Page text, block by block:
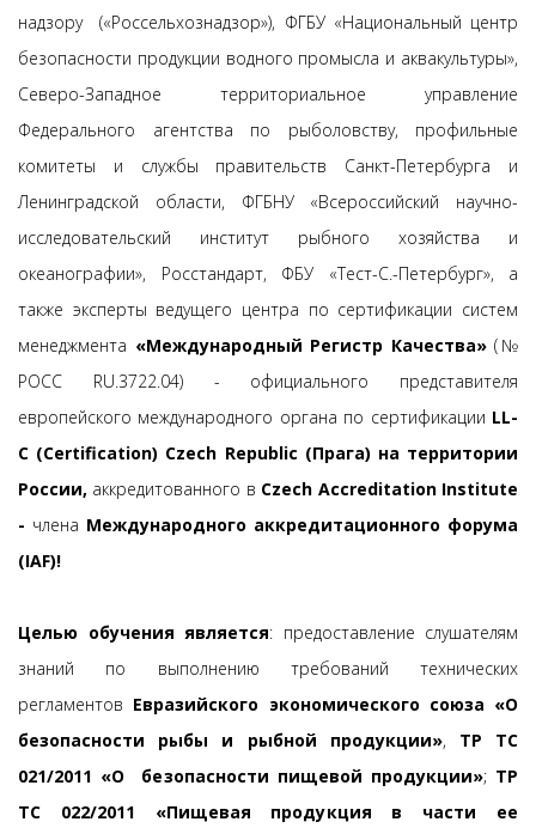
надзору («Россельхознадзор»), ФГБУ «Национальный центр
безопасности продукции водного промысла и аквакультуры»,
Северо-Западное территориальное управление
Федерального агентства по рыболовству, профильные
комитеты и службы правительств Санкт-Петербурга и
Ленинградской области, ФГБНУ «Всероссийский научно-
исследовательский институт рыбного хозяйства и
океанографии», Росстандарт, ФБУ «Тест-С.-Петербург», а
также эксперты ведущего центра по сертификации систем
менеджмента «Международный Регистр Качества»(№
РОСС RU.3722.04) - официального представителя
европейского международного органа по сертификации LL-
C (Certification) Czech Republic (Прага) на территории
России, аккредитованного в Czech Accreditation Institute
- члена Международного аккредитационного форума
(IAF)!
Целью обучения является: предоставление слушателям
знаний по выполнению требований технических
регламентов Евразийского экономического союза «О
безопасности рыбы и рыбной продукции», ТР ТС
021/2011 «О безопасности пищевой продукции»; ТР
ТС 022/2011 «Пищевая продукция в части ее